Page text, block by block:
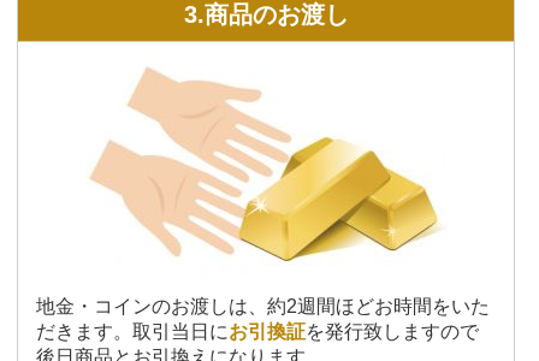
3.商品のお渡し
地金・コインのお渡しは、約2週間ほどお時間をいた
だきます。取引当日にお引換証を発行致しますので
後日商品とお引換えになります。